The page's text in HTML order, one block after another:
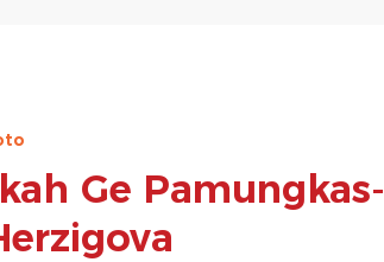
Ge Pamungkas-